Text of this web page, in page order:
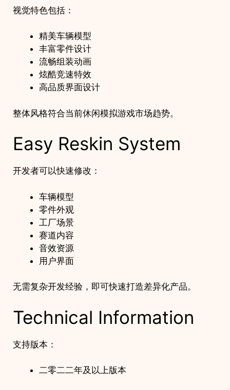
视觉特色包括：
精美车辆模型
丰富零件设计
流畅组装动画
炫酷竞速特效
高品质界面设计
整体风格符合当前休闲模拟游戏市场趋势。
Easy Reskin System
开发者可以快速修改：
车辆模型
零件外观
工厂场景
赛道内容
音效资源
用户界面
无需复杂开发经验，即可快速打造差异化产品。
Technical Information
支持版本：
二零二二年及以上版本